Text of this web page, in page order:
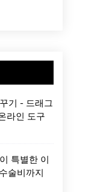
기 - 드래그
라인 도구
특별한 이
술비까지